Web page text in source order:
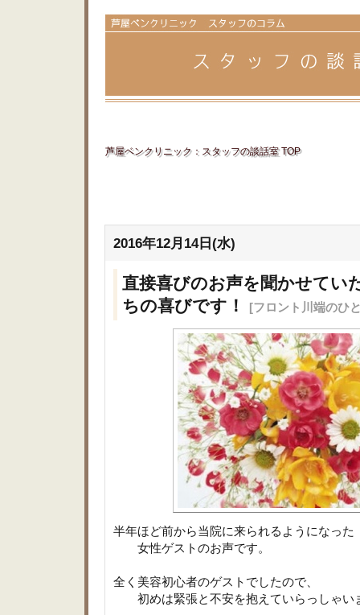
芦屋ベンクリニック：スタッフの談話室 TOP
2016年12月14日(水)
直接喜びのお声を聞かせてい
ちの喜びです！
[フロント川端のひ
半年ほど前から当院に来られるようになった
女性ゲストのお声です。
全く美容初心者のゲストでしたので、
初めは緊張と不安を抱えていらっしゃい